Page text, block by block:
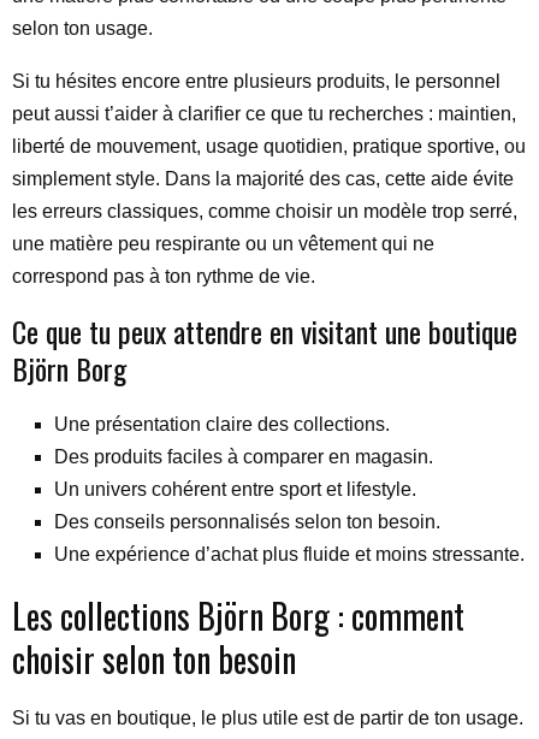
selon ton usage.
Si tu hésites encore entre plusieurs produits, le personnel
peut aussi t’aider à clarifier ce que tu recherches : maintien,
liberté de mouvement, usage quotidien, pratique sportive, ou
simplement style. Dans la majorité des cas, cette aide évite
les erreurs classiques, comme choisir un modèle trop serré,
une matière peu respirante ou un vêtement qui ne
correspond pas à ton rythme de vie.
Ce que tu peux attendre en visitant une boutique
Björn Borg
Une présentation claire des collections.
Des produits faciles à comparer en magasin.
Un univers cohérent entre sport et lifestyle.
Des conseils personnalisés selon ton besoin.
Une expérience d’achat plus fluide et moins stressante.
Les collections Björn Borg : comment
choisir selon ton besoin
Si tu vas en boutique, le plus utile est de partir de ton usage.